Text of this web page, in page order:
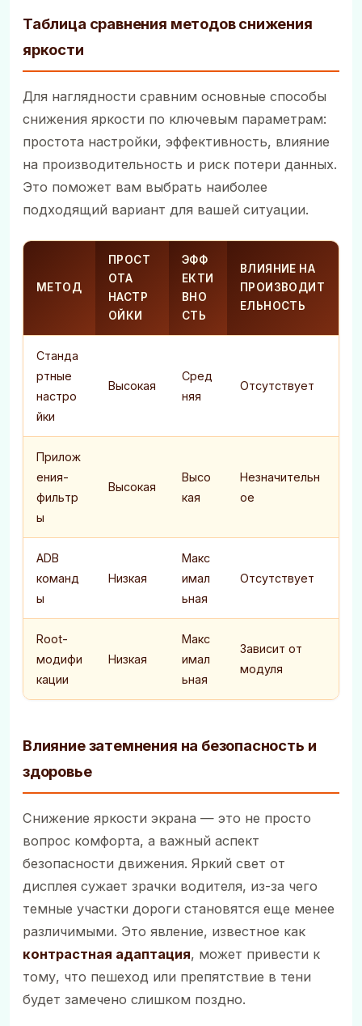
Таблица сравнения методов снижения
яркости
Для наглядности сравним основные способы
снижения яркости по ключевым параметрам:
простота настройки, эффективность, влияние
на производительность и риск потери данных.
Это поможет вам выбрать наиболее
подходящий вариант для вашей ситуации.
МЕТОД
ПРОСТ
ОТА
НАСТР
ОЙКИ
ЭФФ
ЕКТИ
ВНО
СТЬ
ВЛИЯНИЕ НА
ПРОИЗВОДИТ
ЕЛЬНОСТЬ
Станда
ртные
настро
йки
Высокая
Сред
няя
Отсутствует
Прилож
ения-
фильтр
ы
Высокая
Высо
кая
Незначительн
ое
ADB
команд
ы
Низкая
Макс
имал
ьная
Отсутствует
Root-
модифи
кации
Низкая
Макс
имал
ьная
Зависит от
модуля
Влияние затемнения на безопасность и
здоровье
Снижение яркости экрана — это не просто
вопрос комфорта, а важный аспект
безопасности движения. Яркий свет от
дисплея сужает зрачки водителя, из-за чего
темные участки дороги становятся еще менее
различимыми. Это явление, известное как
контрастная адаптация, может привести к
тому, что пешеход или препятствие в тени
будет замечено слишком поздно.